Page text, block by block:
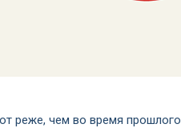
реже, чем во время